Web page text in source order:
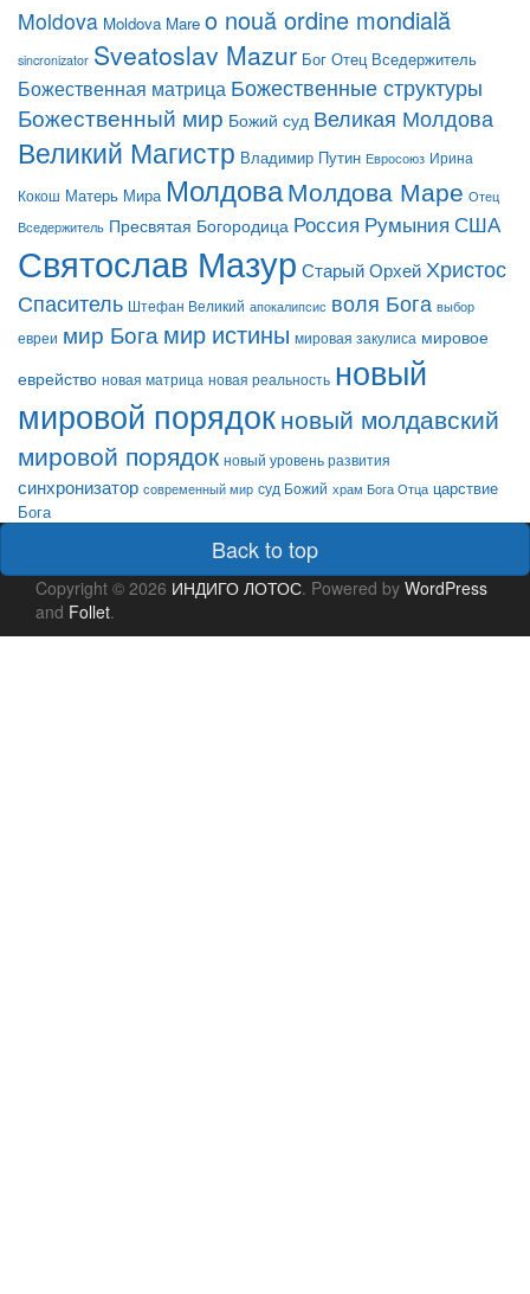
Moldova Moldova Mare o nouă ordine mondială
sincronizator Sveatoslav Mazur Бог Отец Вседержитель
Божественная матрица Божественные структуры
Божественный мир Божий суд Великая Молдова
Великий Магистр Владимир Путин Евросоюз Ирина
Кокош Матерь Мира МолдоваМолдова Маре Отец
Вседержитель Пресвятая Богородица Россия Румыния США
Святослав Мазур Старый Орхей Христос
Спаситель Штефан Великий апокалипсис воля Бога выбор
евреи мир Бога мир истины мировая закулиса мировое
еврейство новая матрица новая реальность новый
мировой порядокновый молдавский
мировой порядок новый уровень развития
синхронизатор современный мир суд Божий храм Бога Отца царствие
Бога
Back to top
Copyright © 2026 ИНДИГО ЛОТОС. Powered by WordPress
and Follet.